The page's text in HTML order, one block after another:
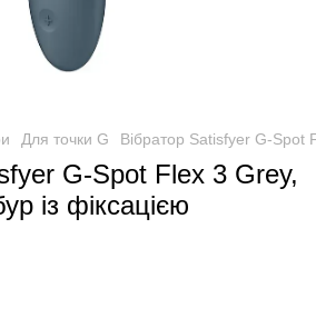
Для точки G Вібратор Satisfyer G-Spot
G-Spot Flex 3 Grey,
із фіксацією